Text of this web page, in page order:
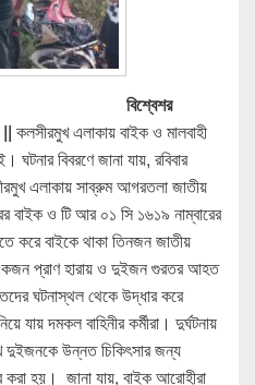
বিশ্বেশর
|| কলসীরমুখ এলাকায় বাইক ও মালবাহী
বিবরণে জানা যায়, রবিবার
এলাকায় সাব্রুম আগরতলা জাতীয়
ও টি আর ০১ সি ১৬১৯ নাম্বারের
করে বাইকে থাকা তিনজন জাতীয়
প্রাণ হারায় ও দুইজন গুরতর আহত
ঘটনাস্থল থেকে উদ্ধার করে
যায় দমকল বাহিনীর কর্মীরা। দুর্ঘটনায়
উন্নত চিকিৎসার জন্য
করা হয়। জানা যায়, বাইক আরোহীরা